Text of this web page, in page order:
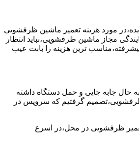
مورد هزینه تعمیر ماشین ظرفشویی
مجاز ماشین ظرفشویی،نباید انتظار
ترین هزینه را بابت عیب
حال جابه جایی و حمل دستگاه داشته
گرفتیم که سرویس در
ظرفشویی در محل،در اسرع